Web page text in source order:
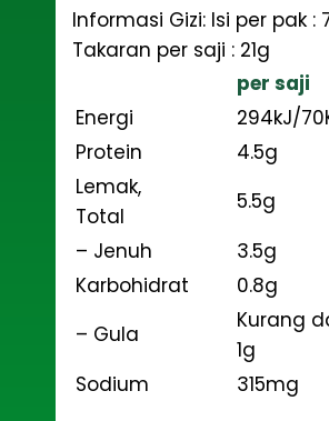
Informasi Gizi: Isi per pak :
Takaran per saji : 21g
per saji
Energi
294kJ/
Protein
4.5g
Lemak,
Total
5.5g
– Jenuh
3.5g
Karbohidrat
0.8g
– Gula
Kurang
1g
Sodium
315mg